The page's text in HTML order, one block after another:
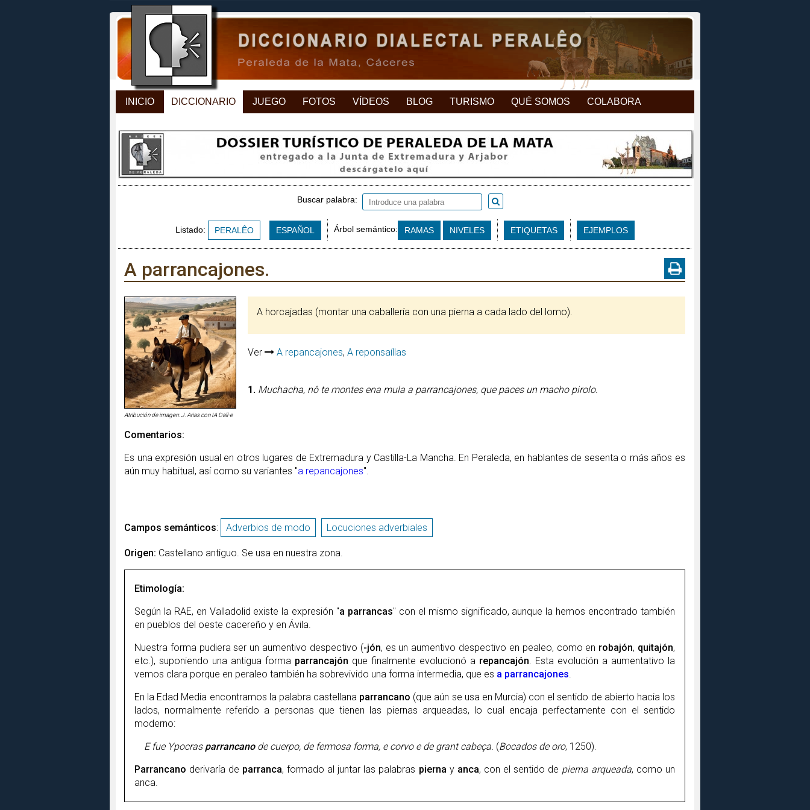
INICIO DICCIONARIO JUEGO FOTOS VÍDEOS BLOG TURISMO QUÉ SOMOS COLABORA
Buscar palabra:
Listado: PERALÊO ESPAÑOL Árbol semántico: RAMAS NIVELES ETIQUETAS EJEMPLOS
A parrancajones.
Atribución de imagen: J. Arias con IA Dall-e
A horcajadas (montar una caballería con una pierna a cada lado del lomo).
Ver A repancajones, A reponsaíllas
1. Muchacha, nô te montes ena mula a parrancajones, que paces un macho pirolo.
Comentarios:
Es una expresión usual en otros lugares de Extremadura y Castilla-La Mancha. En Peraleda, en hablantes de sesenta o más años es
aún muy habitual, así como su variantes "a repancajones".
Campos semánticos: Adverbios de modo Locuciones adverbiales
Origen: Castellano antiguo. Se usa en nuestra zona.
Etimología:
Según la RAE, en Valladolid existe la expresión "a parrancas" con el mismo significado, aunque la hemos encontrado también
en pueblos del oeste cacereño y en Ávila.
Nuestra forma pudiera ser un aumentivo despectivo (-jón, es un aumentivo despectivo en pealeo, como en robajón, quitajón,
etc.), suponiendo una antigua forma parrancajón que finalmente evolucionó a repancajón. Esta evolución a aumentativo la
vemos clara porque en peraleo también ha sobrevivido una forma intermedia, que es a parrancajones.
En la Edad Media encontramos la palabra castellana parrancano (que aún se usa en Murcia) con el sentido de abierto hacia los
lados, normalmente referido a personas que tienen las piernas arqueadas, lo cual encaja perfectamente con el sentido
moderno:
E fue Ypocras parrancano de cuerpo, de fermosa forma, e corvo e de grant cabeça. (Bocados de oro, 1250).
Parrancano derivaría de parranca, formado al juntar las palabras pierna y anca, con el sentido de pierna arqueada, como un
anca.